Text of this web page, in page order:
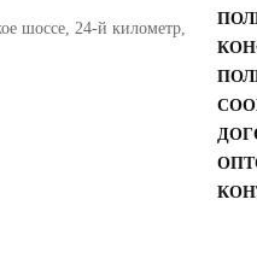
шоссе, 24-й километр,